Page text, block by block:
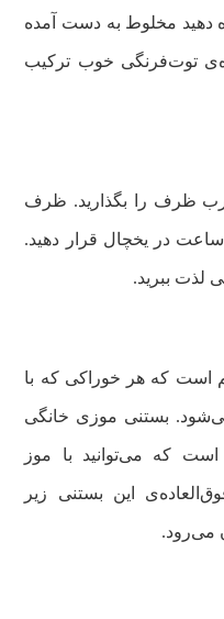
دهید مخلوط به دست آمده
توت‌فرنگی خوب ترکیب
ظرف را بگذارید. ظرف
بستنی را به مدت حداقل ۴ ساعت در یخچال قرار دهید.
لذت ببرید.
که هر خوراکی که با
بستنی موزی خانگی
که می‌توانید با موز
این بستنی زیر
می‌رود.